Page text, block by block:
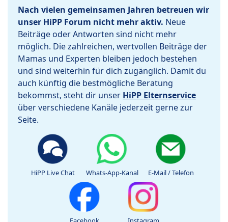
Nach vielen gemeinsamen Jahren betreuen wir
unser HiPP Forum nicht mehr aktiv. Neue
Beiträge oder Antworten sind nicht mehr
möglich. Die zahlreichen, wertvollen Beiträge der
Mamas und Experten bleiben jedoch bestehen
und sind weiterhin für dich zugänglich. Damit du
auch künftig die bestmögliche Beratung
bekommst, steht dir unser HiPP Elternservice
über verschiedene Kanäle jederzeit gerne zur
Seite.
HiPP Live Chat Whats-App-Kanal E-Mail / Telefon